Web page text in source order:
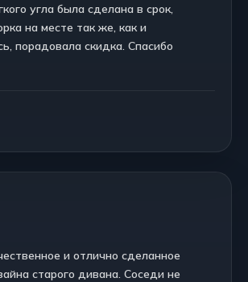
угла была сделана в срок,
на месте так же, как и
порадовала скидка. Спасибо
и отлично сделанное
старого дивана. Соседи не